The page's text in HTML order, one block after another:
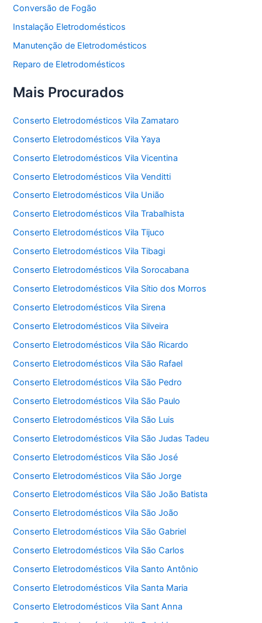
Conversão de Fogão
Instalação Eletrodomésticos
Manutenção de Eletrodomésticos
Reparo de Eletrodomésticos
Mais Procurados
Conserto Eletrodomésticos Vila Zamataro
Conserto Eletrodomésticos Vila Yaya
Conserto Eletrodomésticos Vila Vicentina
Conserto Eletrodomésticos Vila Venditti
Conserto Eletrodomésticos Vila União
Conserto Eletrodomésticos Vila Trabalhista
Conserto Eletrodomésticos Vila Tijuco
Conserto Eletrodomésticos Vila Tibagi
Conserto Eletrodomésticos Vila Sorocabana
Conserto Eletrodomésticos Vila Sítio dos Morros
Conserto Eletrodomésticos Vila Sirena
Conserto Eletrodomésticos Vila Silveira
Conserto Eletrodomésticos Vila São Ricardo
Conserto Eletrodomésticos Vila São Rafael
Conserto Eletrodomésticos Vila São Pedro
Conserto Eletrodomésticos Vila São Paulo
Conserto Eletrodomésticos Vila São Luis
Conserto Eletrodomésticos Vila São Judas Tadeu
Conserto Eletrodomésticos Vila São José
Conserto Eletrodomésticos Vila São Jorge
Conserto Eletrodomésticos Vila São João Batista
Conserto Eletrodomésticos Vila São João
Conserto Eletrodomésticos Vila São Gabriel
Conserto Eletrodomésticos Vila São Carlos
Conserto Eletrodomésticos Vila Santo Antônio
Conserto Eletrodomésticos Vila Santa Maria
Conserto Eletrodomésticos Vila Sant Anna